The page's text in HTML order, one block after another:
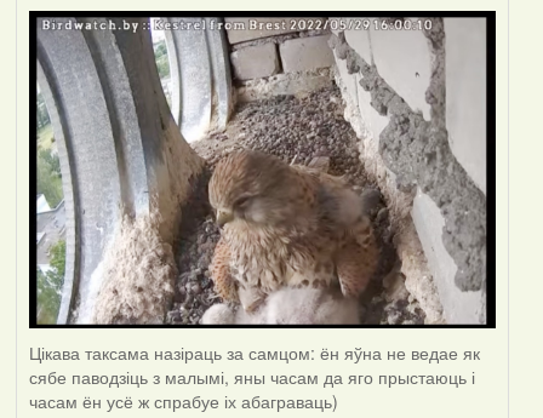
Цікава таксама назіраць за самцом: ён яўна не ведае як
сябе паводзіць з малымі, яны часам да яго прыстаюць і
часам ён усё ж спрабуе іх абаграваць)